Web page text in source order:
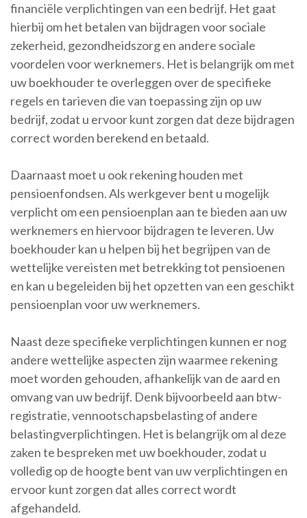
financiële verplichtingen van een bedrijf. Het gaat
hierbij om het betalen van bijdragen voor sociale
zekerheid, gezondheidszorg en andere sociale
voordelen voor werknemers. Het is belangrijk om met
uw boekhouder te overleggen over de specifieke
regels en tarieven die van toepassing zijn op uw
bedrijf, zodat u ervoor kunt zorgen dat deze bijdragen
correct worden berekend en betaald.
Daarnaast moet u ook rekening houden met
pensioenfondsen. Als werkgever bent u mogelijk
verplicht om een pensioenplan aan te bieden aan uw
werknemers en hiervoor bijdragen te leveren. Uw
boekhouder kan u helpen bij het begrijpen van de
wettelijke vereisten met betrekking tot pensioenen
en kan u begeleiden bij het opzetten van een geschikt
pensioenplan voor uw werknemers.
Naast deze specifieke verplichtingen kunnen er nog
andere wettelijke aspecten zijn waarmee rekening
moet worden gehouden, afhankelijk van de aard en
omvang van uw bedrijf. Denk bijvoorbeeld aan btw-
registratie, vennootschapsbelasting of andere
belastingverplichtingen. Het is belangrijk om al deze
zaken te bespreken met uw boekhouder, zodat u
volledig op de hoogte bent van uw verplichtingen en
ervoor kunt zorgen dat alles correct wordt
afgehandeld.